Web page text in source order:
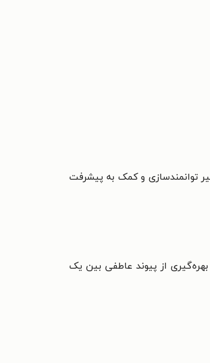
توانمندسازی و کمک به پیشرفت
از پیوند عاطفی بین یک